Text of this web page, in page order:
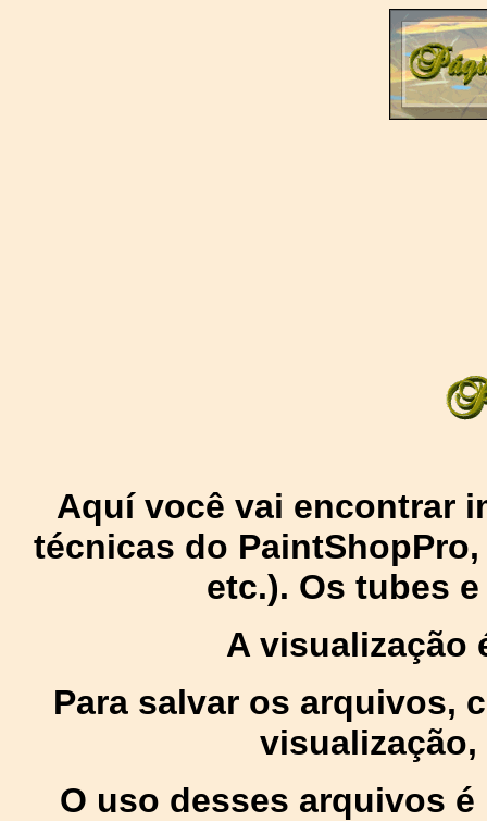
Aquí você vai encontrar
técnicas do
etc.). Os tubes
A visualização
Para salvar os arquivos,
O uso desses arquivos